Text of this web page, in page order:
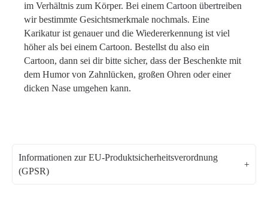
im Verhältnis zum Körper. Bei einem Cartoon übertreiben
wir bestimmte Gesichtsmerkmale nochmals. Eine
Karikatur ist genauer und die Wiedererkennung ist viel
höher als bei einem Cartoon. Bestellst du also ein
Cartoon, dann sei dir bitte sicher, dass der Beschenkte mit
dem Humor von Zahnlücken, großen Ohren oder einer
dicken Nase umgehen kann.
Informationen zur EU-Produktsicherheitsverordnung
(GPSR)